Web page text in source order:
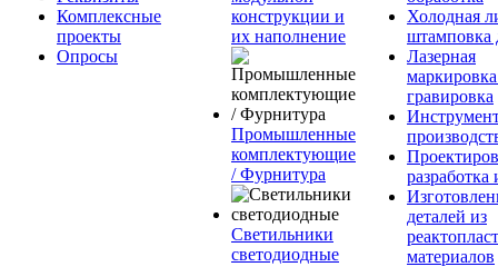
Комплексные
проекты
Опросы
конструкции и
их наполнение
Промышленные
комплектующие
/ Фурнитура
Светильники
светодиодные
Холодная
штамповка
Лазерная
гравировка
разработка
деталей из
материалов